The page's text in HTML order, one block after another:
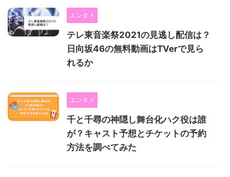
エンタメ
テレ東音楽祭2021の見逃し配信は？
日向坂46の無料動画はTVerで見ら
れるか
エンタメ
千と千尋の神隠し舞台化ハク役は誰
が？キャスト予想とチケットの予約
方法を調べてみた